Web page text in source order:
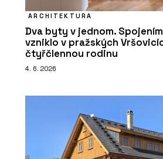
ARCHITEKTURA
Dva byty v jednom.
vzniklo v pražských
čtyřčlennou rodinu
4. 6. 2026